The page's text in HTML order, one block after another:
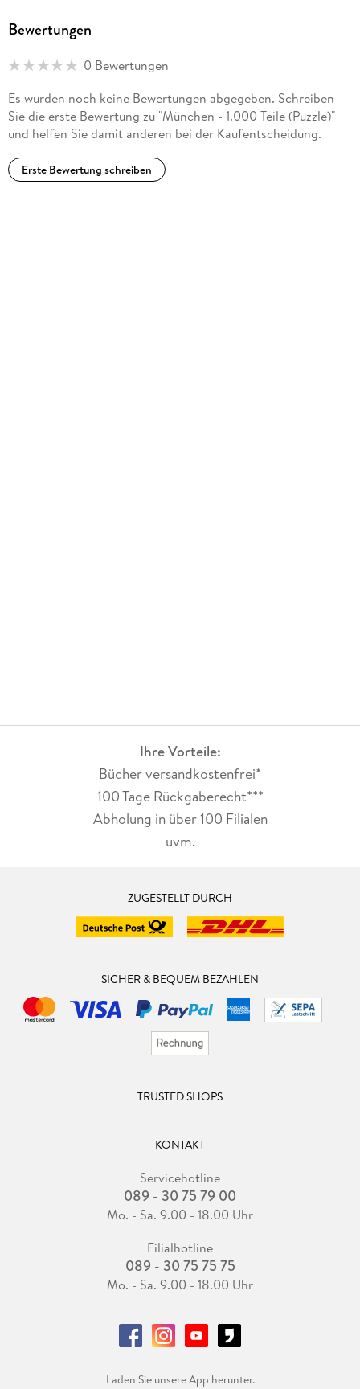
Bewertungen
0 Bewertungen
Es wurden noch keine Bewertungen abgegeben. Schreiben
Sie die erste Bewertung zu "München - 1.000 Teile (Puzzle)"
und helfen Sie damit anderen bei der Kaufentscheidung.
Erste Bewertung schreiben
Ihre Vorteile:
Bücher versandkostenfrei*
100 Tage Rückgaberecht***
Abholung in über 100 Filialen
uvm.
ZUGESTELLT DURCH
SICHER & BEQUEM BEZAHLEN
TRUSTED SHOPS
KONTAKT
Servicehotline
089 - 30 75 79 00
Mo. - Sa. 9.00 - 18.00 Uhr
Filialhotline
089 - 30 75 75 75
Mo. - Sa. 9.00 - 18.00 Uhr
Laden Sie unsere App herunter.